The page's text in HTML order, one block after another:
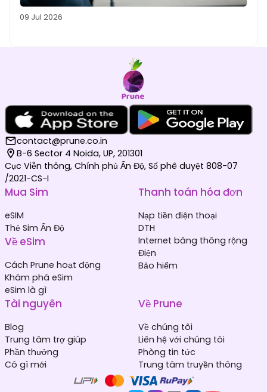
09 Jul 2026
contact@prune.co.in
B-6 Sector 4 Noida, UP, 201301
Cục Viễn thông, Chính phủ Ấn Độ, Số phê duyệt 808-07
/2021-CS-I
Mua Sim
eSIM
Thẻ Sim Ấn Độ
Về eSim
Cách Prune hoạt động
Khám phá eSim
eSim là gì
Thanh toán hóa đơn
Nạp tiền điện thoại
DTH
Internet băng thông rộng
Điện
Bảo hiểm
Tài nguyên
Blog
Trung tâm trợ giúp
Phần thưởng
Có gì mới
Về Prune
Về chúng tôi
Liên hệ với chúng tôi
Phòng tin tức
Trung tâm truyền thông